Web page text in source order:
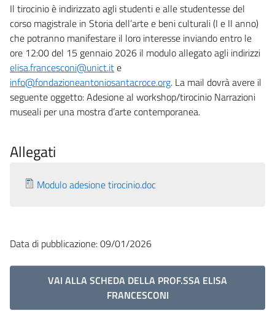
Il tirocinio è indirizzato agli studenti e alle studentesse del
corso magistrale in Storia dell’arte e beni culturali (I e II anno)
che potranno manifestare il loro interesse inviando entro le
ore 12:00 del 15 gennaio 2026 il modulo allegato agli indirizzi
elisa.francesconi@unict.ite
info@fondazioneantoniosantacroce.org. La mail dovrà avere il
seguente oggetto: Adesione al workshop/tirocinio Narrazioni
museali per una mostra d’arte contemporanea.
Allegati
Modulo adesione tirocinio.doc
Data di pubblicazione: 09/01/2026
VAI ALLA SCHEDA DELLA PROF.SSA ELISA
FRANCESCONI